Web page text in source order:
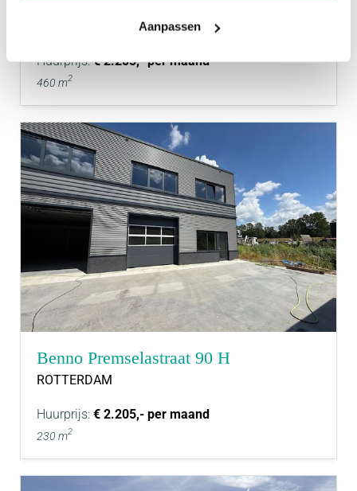
Aanpassen
Huurprijs:€ 2.205,- per maand
460 m2
Benno Premselastraat 90 H
ROTTERDAM
Huurprijs: € 2.205,- per maand
230 m2